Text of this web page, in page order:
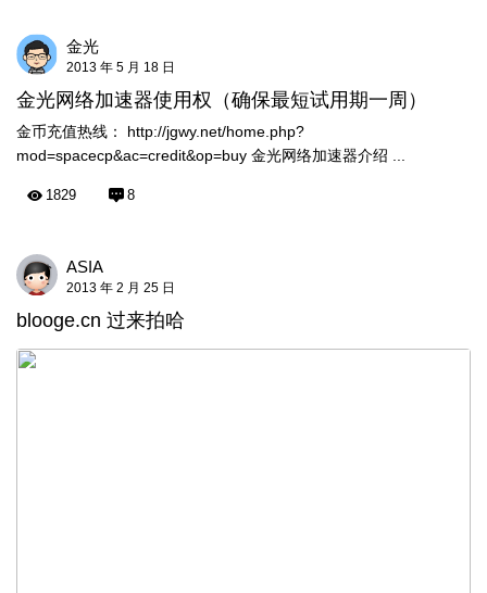
金光
2013 年 5 月 18 日
金光网络加速器使用权（确保最短试用期一周）
金币充值热线： http://jgwy.net/home.php?
mod=spacecp&ac=credit&op=buy 金光网络加速器介绍 ...
1829 8
ASIA
2013 年 2 月 25 日
blooge.cn 过来拍哈